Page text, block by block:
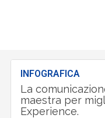
INFOGRAFICA
La
maestra per
Experience.